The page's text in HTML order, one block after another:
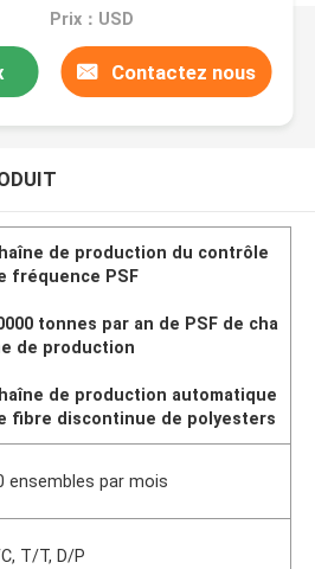
Prix：USD
Contactez nous
de production du contrôle
fréquence PSF
tonnes par an de PSF de cha
de production
de production automatique
fibre discontinue de polyesters
ensembles par mois
T/T, D/P